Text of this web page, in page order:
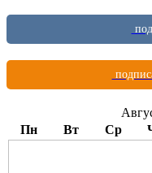
Пн
Вт Ср